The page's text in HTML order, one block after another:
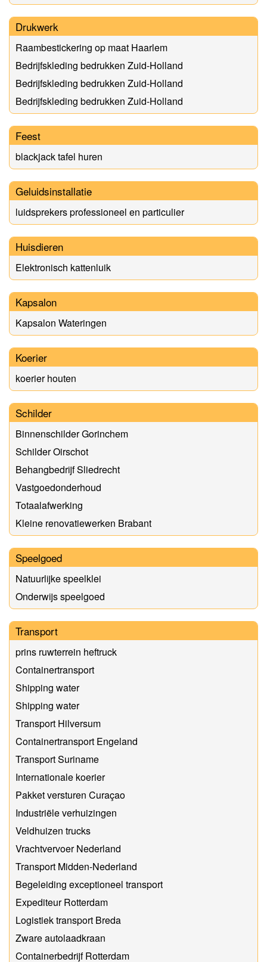
Drukwerk
Raambestickering op maat Haarlem
Bedrijfskleding bedrukken Zuid-Holland
Bedrijfskleding bedrukken Zuid-Holland
Bedrijfskleding bedrukken Zuid-Holland
Feest
blackjack tafel huren
Geluidsinstallatie
luidsprekers professioneel en particulier
Huisdieren
Elektronisch kattenluik
Kapsalon
Kapsalon Wateringen
Koerier
koerier houten
Schilder
Binnenschilder Gorinchem
Schilder Oirschot
Behangbedrijf Sliedrecht
Vastgoedonderhoud
Totaalafwerking
Kleine renovatiewerken Brabant
Speelgoed
Natuurlijke speelklei
Onderwijs speelgoed
Transport
prins ruwterrein heftruck
Containertransport
Shipping water
Shipping water
Transport Hilversum
Containertransport Engeland
Transport Suriname
Internationale koerier
Pakket versturen Curaçao
Industriële verhuizingen
Veldhuizen trucks
Vrachtvervoer Nederland
Transport Midden-Nederland
Begeleiding exceptioneel transport
Expediteur Rotterdam
Logistiek transport Breda
Zware autolaadkraan
Containerbedrijf Rotterdam